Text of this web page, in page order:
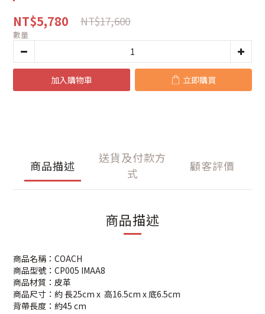
NT$5,780 NT$17,600
數量
加入購物車 立即購買
商品描述
送貨及付款方
式
顧客評價
商品描述
商品名稱：COACH
商品型號：CP005 IMAA8
商品材質：皮革
商品尺寸：約 長25cm x 高16.5cm x 底6.5cm
背帶長度：約45 cm